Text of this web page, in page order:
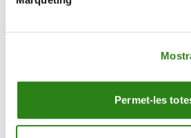
Permet-les
les investisseurs étrangers.
Expansión, 28.05.26
Xavier Cornella